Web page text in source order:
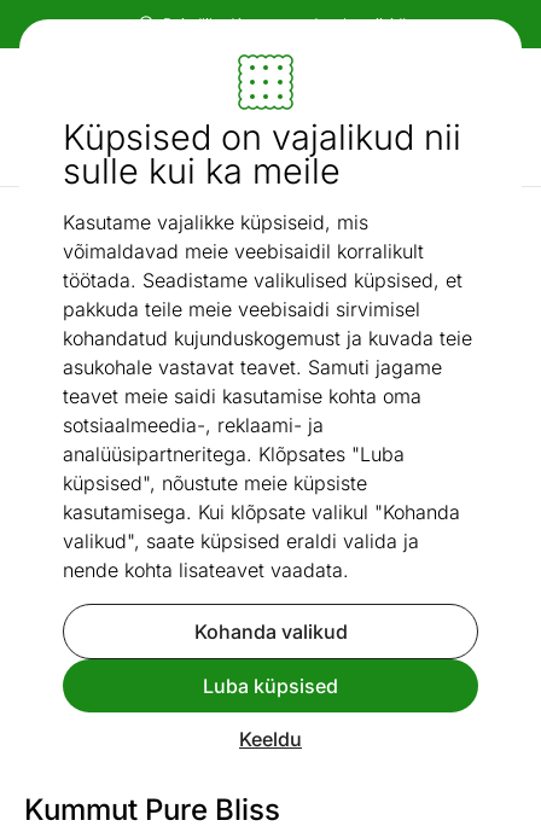
Küpsised on vajalikud nii
sulle kui ka meile
Kasutame vajalikke küpsiseid, mis
võimaldavad meie veebisaidil korralikult
töötada. Seadistame valikulised küpsised, et
pakkuda teile meie veebisaidi sirvimisel
kohandatud kujunduskogemust ja kuvada teie
asukohale vastavat teavet. Samuti jagame
teavet meie saidi kasutamise kohta oma
sotsiaalmeedia-, reklaami- ja
analüüsipartneritega. Klõpsates "Luba
küpsised", nõustute meie küpsiste
kasutamisega. Kui klõpsate valikul "Kohanda
valikud", saate küpsised eraldi valida ja
nende kohta lisateavet vaadata.
Kohanda valikud
Luba küpsised
Keeldu
Paindlikud ja mugavad makseviisid!
Mööbel ja sisustus - ON24
Otsi...
AI otsing
Kummutid Kummut Pure Bliss
Go to slide 7
Vaata sarnaseid
Kummut Pure Bliss